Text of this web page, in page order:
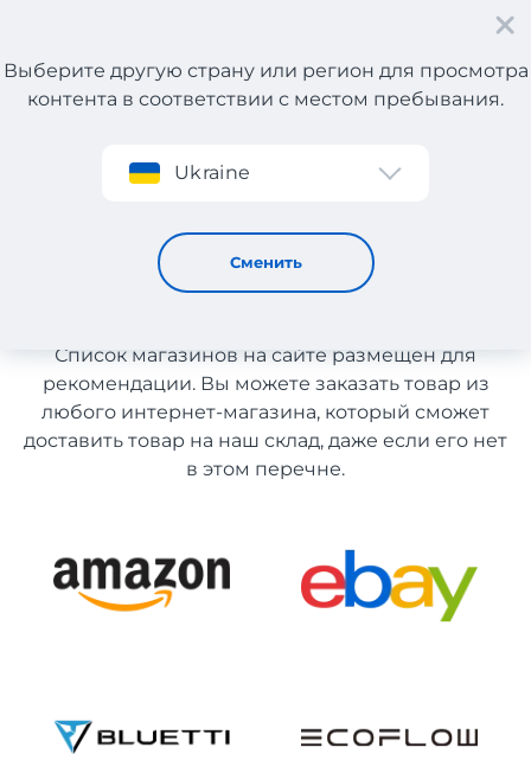
Регистрация
Выберите другую страну или регион для просмотра
контента в соответствии с местом пребывания.
Ukraine
Сменить
Мебель
Мебель с доставкой в
Украину
Список магазинов на сайте размещен для
рекомендации. Вы можете заказать товар из
любого интернет-магазина, который сможет
доставить товар на наш склад, даже если его нет
в этом перечне.